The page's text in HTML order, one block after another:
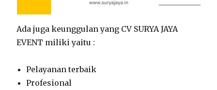
Ada juga keunggulan yang CV SURYA JAYA
EVENT miliki yaitu :
Pelayanan terbaik
Profesional